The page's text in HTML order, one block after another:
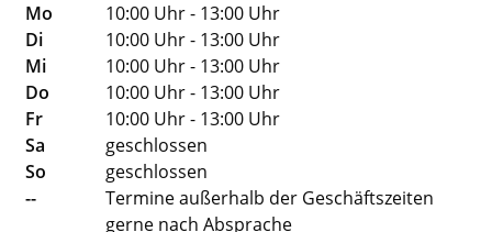
Mo
10:00 Uhr - 13:00 Uhr
Di
10:00 Uhr - 13:00 Uhr
Mi
10:00 Uhr - 13:00 Uhr
Do
10:00 Uhr - 13:00 Uhr
Fr
10:00 Uhr - 13:00 Uhr
Sa
geschlossen
So
geschlossen
--
Termine außerhalb der Geschäftszeiten
gerne nach Absprache